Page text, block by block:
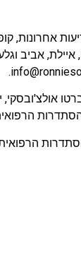
אחרונות,
אביב
.